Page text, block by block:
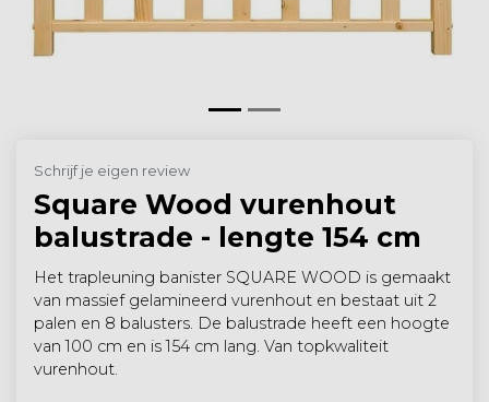
Schrijf je eigen review
Square Wood vurenhout
balustrade - lengte 154 cm
Het trapleuning banister SQUARE WOOD is gemaakt
van massief gelamineerd vurenhout en bestaat uit 2
palen en 8 balusters. De balustrade heeft een hoogte
van 100 cm en is 154 cm lang. Van topkwaliteit
vurenhout.